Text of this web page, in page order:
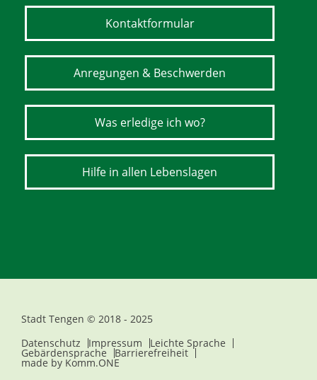
Kontaktformular
Anregungen & Beschwerden
Was erledige ich wo?
Hilfe in allen Lebenslagen
Stadt Tengen © 2018 - 2025
Datenschutz
Impressum Leichte Sprache
Gebärdensprache Barrierefreiheit
made by Komm.ONE